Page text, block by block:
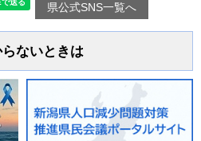
県公式SNS一覧へ
らないときは